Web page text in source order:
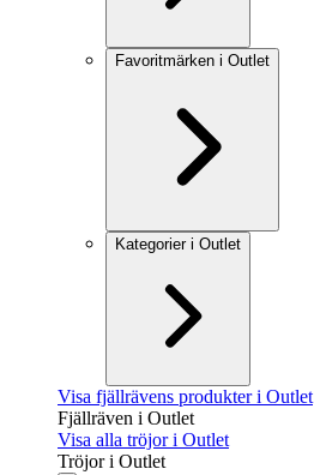
Favoritmärken i Outlet
Kategorier i Outlet
Visa fjällrävens produkter i Outlet
Fjällräven i Outlet
Visa alla tröjor i Outlet
Tröjor i Outlet